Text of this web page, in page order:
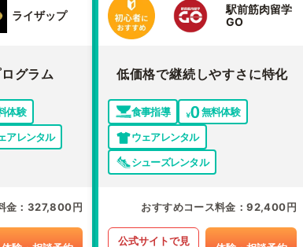
ライザップ
グラム
体験
アレンタル
金 327,800円
駅前筋肉留学
GO
低価格で継続しやすさに特化
食事指導
無料体験
ウェアレンタル
シューズレンタル
おすすめコース料金 92,400円
公式サイトで見